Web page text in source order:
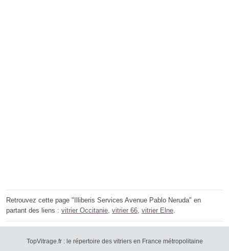
Retrouvez cette page "Illiberis Services Avenue Pablo Neruda" en
partant des liens : vitrier Occitanie, vitrier 66, vitrier Elne.
TopVitrage.fr : le répertoire des vitriers en France métropolitaine